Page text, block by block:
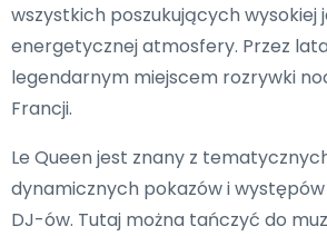
wszystkich poszukujących wysokiej
energetycznej atmosfery. Przez
legendarnym miejscem rozrywki
Francji.
Le Queen jest znany z
dynamicznych pokazów i występów
DJ-ów. Tutaj można tańczyć do